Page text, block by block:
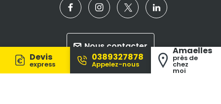
Nous contacter
Devis
express
0389327878
Appelez-nous
Amaelles
près de
chez
moi